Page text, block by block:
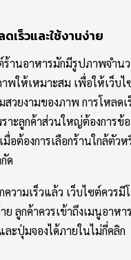
ดเร็วและใช้งานง่าย
ร้านอาหารมักมีรูปภาพจำน
พให้เหมาะสม เพื่อให้เว็บไ
สวยงามของภาพ การโหลด
าะลูกค้าส่วนใหญ่ต้องการข้
มื่อต้องการเลือกร้านใกล้ตัว
ด
ความเร็วแล้ว เว็บไซต์ควรมี
าย ลูกค้าควรเข้าถึงเมนูอาห
ะปุ่มจองได้ภายในไม่กี่คลิก